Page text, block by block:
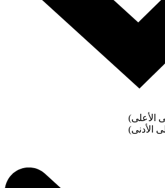
الأعلى)
الأدنى)